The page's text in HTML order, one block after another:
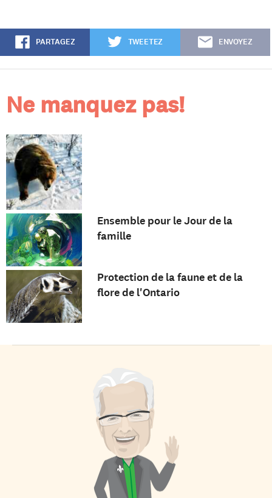
PARTAGEZ TWEETEZ ENVOYEZ
Ne manquez pas!
Ensemble pour le Jour de la
famille
Protection de la faune et de la
flore de l'Ontario